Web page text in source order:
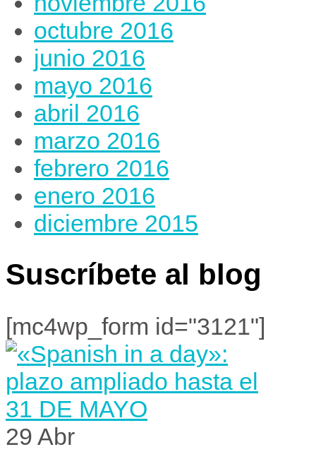
octubre 2016
junio 2016
mayo 2016
abril 2016
marzo 2016
febrero 2016
enero 2016
diciembre 2015
Suscríbete al blog
[mc4wp_form id="3121"]
29 Abr